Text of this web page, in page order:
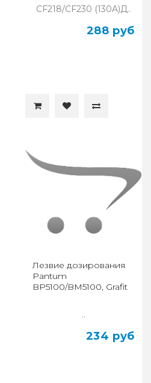
CF218/CF230 (130A)Д..
288 руб
Лезвие дозирования
Pantum
BP5100/BM5100, Grafit
..
234 руб